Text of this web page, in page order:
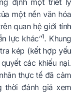
định một triết lý
một nền văn hóa
quan hệ giới tính
lực khác”1. Khung
kép (kết hợp yếu
các khiếu nại.
thực tế đã cảm
thời đánh giá xem